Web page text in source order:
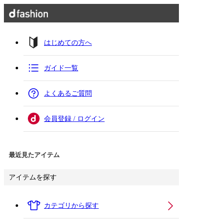
はじめての方へ
ガイド一覧
よくあるご質問
会員登録 / ログイン
最近見たアイテム
アイテムを探す
カテゴリから探す